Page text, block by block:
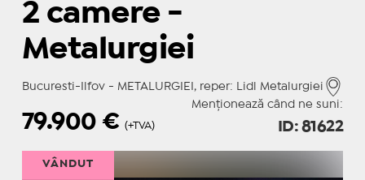
2 camere -
Metalurgiei
Bucuresti-Ilfov - METALURGIEI, reper: Lidl Metalurgiei
Menționează când ne suni:
79.900€ (+TVA) ID: 81622
VÂNDUT